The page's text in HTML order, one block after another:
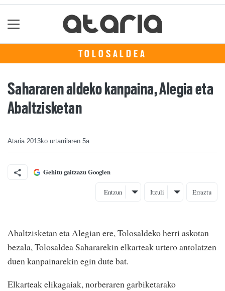
TOLOSALDEA
Sahararen aldeko kanpaina, Alegia eta
Abaltzisketan
Ataria 2013ko urtarrilaren 5a
Gehitu gaitzazu Googlen
Entzun Itzuli Erraztu
Abaltzisketan eta Alegian ere, Tolosaldeko herri askotan
bezala, Tolosaldea Sahararekin elkarteak urtero antolatzen
duen kanpainarekin egin dute bat.
Elkarteak elikagaiak, norberaren garbiketarako